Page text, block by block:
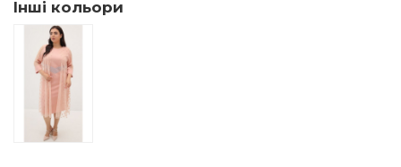
Інші кольори